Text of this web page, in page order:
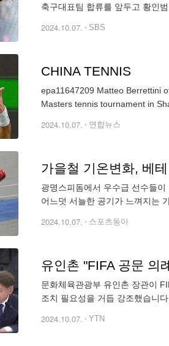
축구대표팀 합류를 앞두고 황인
2024.10.07. SBS
CHINA TENNIS
epa11647209 Matteo Berrettini
2024.10.07. 연합뉴스
가을철 기온변화, 베
광명스피돔에서 우수급 선수들이 경주를 펼치고 있다 사진제공｜국민체육진흥공
2024.10.07. 스포츠동아
유인촌 "FIFA 공문 의
문화체육관광부 유인촌 장관이
조치 필요성을 거듭 강조했습니
2024.10.07. YTN